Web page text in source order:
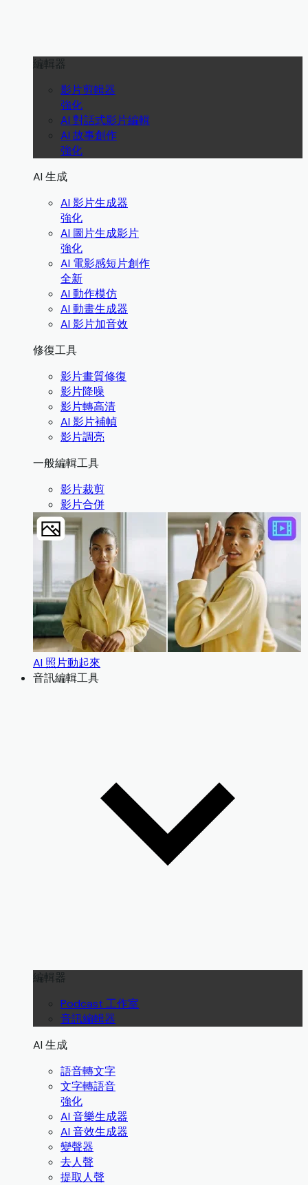
編輯器
影片剪輯器
強化
AI 對話式影片編輯
AI 故事創作
強化
AI 生成
AI 影片生成器
強化
AI 圖片生成影片
強化
AI 電影感短片創作
全新
AI 動作模仿
AI 動畫生成器
AI 影片加音效
修復工具
影片畫質修復
影片降噪
影片轉高清
AI 影片補幀
影片調亮
一般編輯工具
影片裁剪
影片合併
AI 照片動起來
音訊編輯工具
編輯器
Podcast 工作室
音訊編輯器
AI 生成
語音轉文字
文字轉語音
強化
AI 音樂生成器
AI 音效生成器
變聲器
去人聲
提取人聲